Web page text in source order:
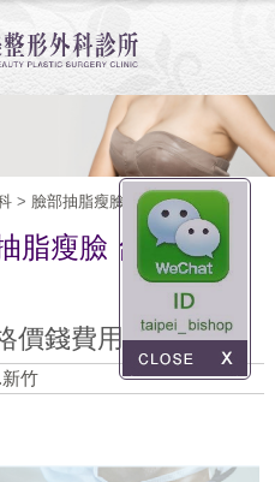
> 臉部抽脂瘦臉 台北.桃園.新竹
脂瘦臉 台北.桃園.
價錢費用價位
竹